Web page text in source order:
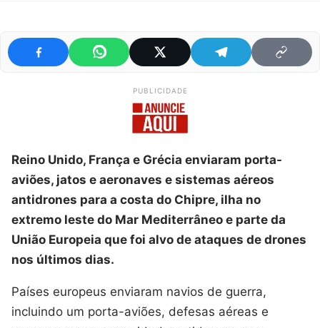
PUBLICIDADE
Reino Unido, França e Grécia enviaram porta-
aviões, jatos e aeronaves e sistemas aéreos
antidrones para a costa do Chipre, ilha no
extremo leste do Mar Mediterrâneo e parte da
União Europeia que foi alvo de ataques de drones
nos últimos dias.
Países europeus enviaram navios de guerra,
incluindo um porta-aviões, defesas aéreas e